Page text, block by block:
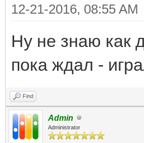
12-21-2016, 08:55 AM
Ну не знаю как
пока ждал -
Find
Admin
Administrator